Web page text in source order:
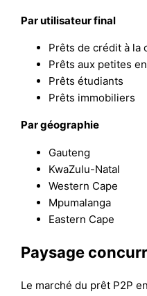
Par utilisateur final
Prêts de crédit à la
Prêts aux petites
Prêts étudiants
Prêts immobiliers
Par géographie
Gauteng
KwaZulu-Natal
Western Cape
Mpumalanga
Eastern Cape
Paysage
Le marché du prêt P2P